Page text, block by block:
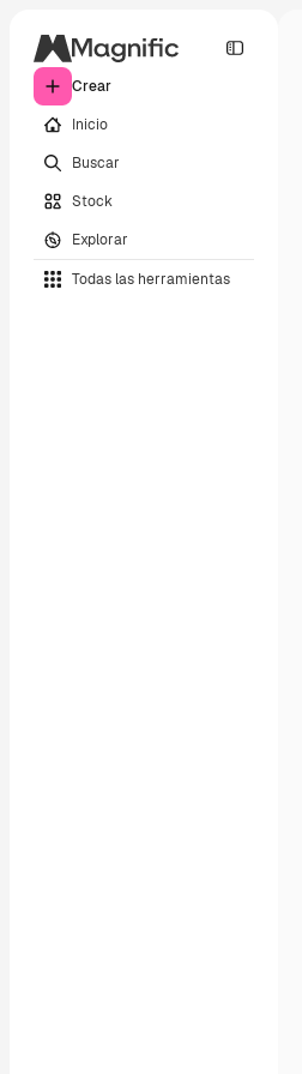
Crear
Inicio
Buscar
Stock
Explorar
Todas las herramientas